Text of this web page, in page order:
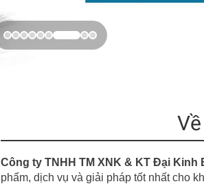
Công ty TNHH TM XNK & KT Đại Kinh
phẩm, dịch vụ và giải pháp tốt nhất cho